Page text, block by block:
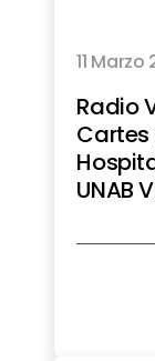
11 Marzo
Radio
UNAB